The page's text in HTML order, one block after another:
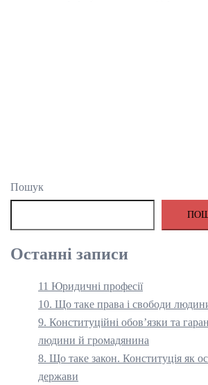
Пошук
Останні записи
11 Юридичні професії
10. Що таке права і свободи
9. Конституційні обов’язки та
людини й громадянина
8. Що таке закон. Конституція як
держави